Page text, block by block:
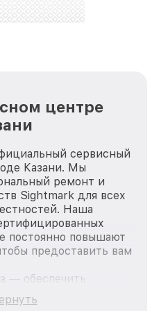
центре
сервисный
Казани. Мы
ремонт и
Sightmark для всех
Наша
постоянно повышают
предоставить вам
— обеспечить
ремонт для
продукции Sightmark,